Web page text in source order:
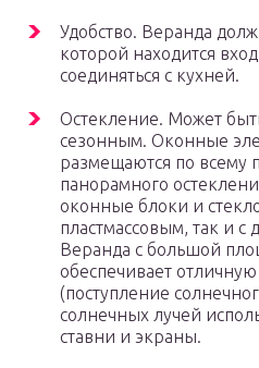
Удобство. Веранда
которой находится
соединяться с кухней.
Остекление. Может
сезонным. Оконные
размещаются по всему
панорамного
оконные блоки и
пластмассовым, так и
Веранда с большой
обеспечивает
(поступление
солнечных лучей
ставни и экраны.